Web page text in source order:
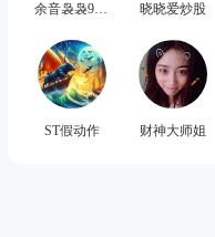
余音袅袅94402 晓晓爱炒股
ST假动作 财神大师姐